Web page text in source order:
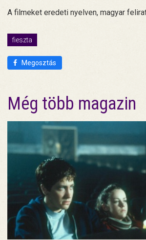
A filmeket eredeti nyelven, magyar
fieszta
Megosztás
Még több magazin